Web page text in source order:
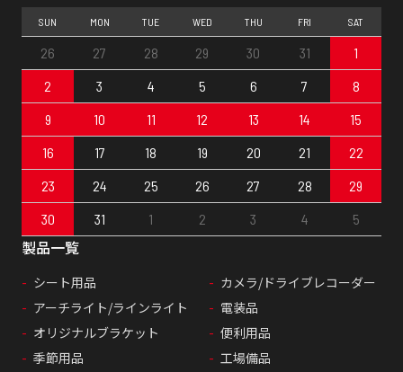
製品一覧
シート用品
カメラ/ドライブレコーダー
アーチライト/ラインライト
電装品
オリジナルブラケット
便利用品
季節用品
工場備品
SUN MON TUE WED THU FRI SAT
26 27 28 29 30 31
1
2
3 4 5 6 7
8
9
10 11 12 13 14
15
16
17 18 19 20 21
22
23
24 25 26 27 28
29
30
31 1 2 3 4 5